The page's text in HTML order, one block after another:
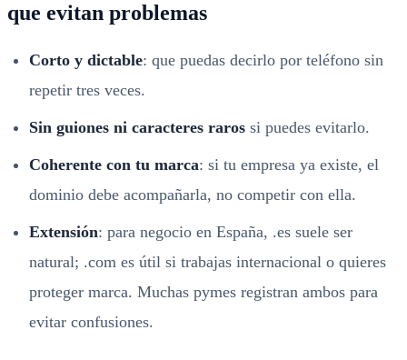
que evitan problemas
Corto y dictable: que puedas decirlo por teléfono sin
repetir tres veces.
Sin guiones ni caracteres raros si puedes evitarlo.
Coherente con tu marca: si tu empresa ya existe, el
dominio debe acompañarla, no competir con ella.
Extensión: para negocio en España, .es suele ser
natural; .com es útil si trabajas internacional o quieres
proteger marca. Muchas pymes registran ambos para
evitar confusiones.